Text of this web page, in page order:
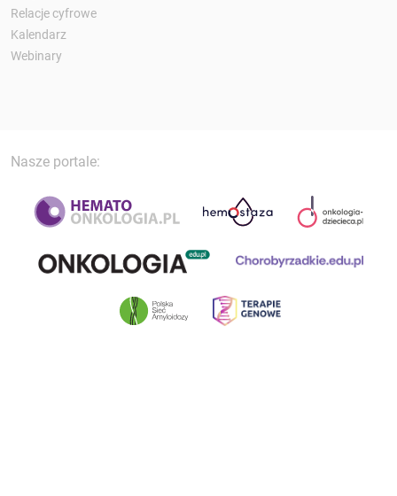
Relacje cyfrowe
Kalendarz
Webinary
Nasze portale: